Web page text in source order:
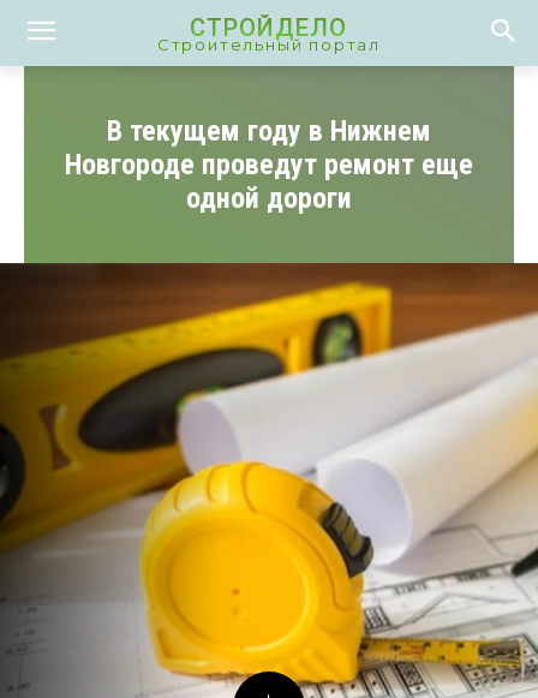
СТРОЙДЕЛО
Строительный портал
В текущем году в Нижнем
Новгороде проведут ремонт еще
одной дороги